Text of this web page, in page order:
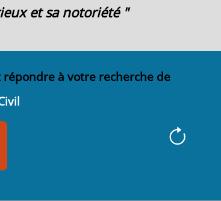
et sa notoriété "
à votre recherche de